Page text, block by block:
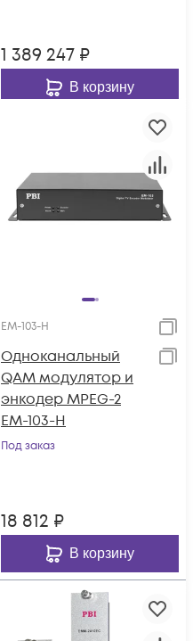
1 389 247 ₽
В корзину
EM-103-H
Одноканальный
QAM модулятор и
энкодер MPEG-2
EM-103-H
Под заказ
18 812 ₽
В корзину